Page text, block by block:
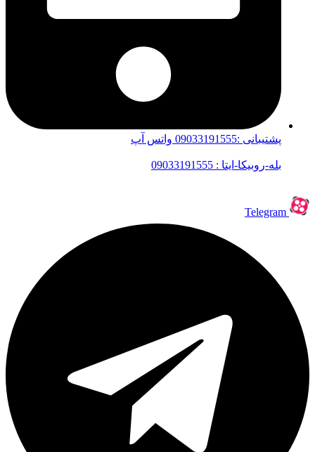
پشتیبانی :09033191555 واتس آپ
بله-روبیکا-ایتا : 09033191555
Telegram